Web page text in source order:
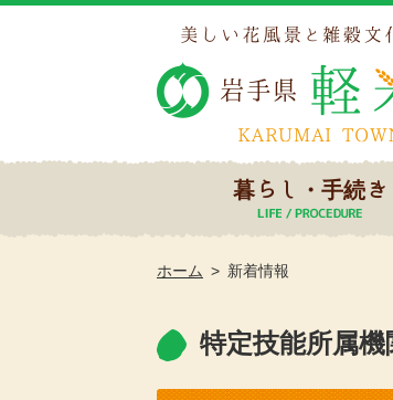
暮らし・手続き
ホーム 新着情報
特定技能所属